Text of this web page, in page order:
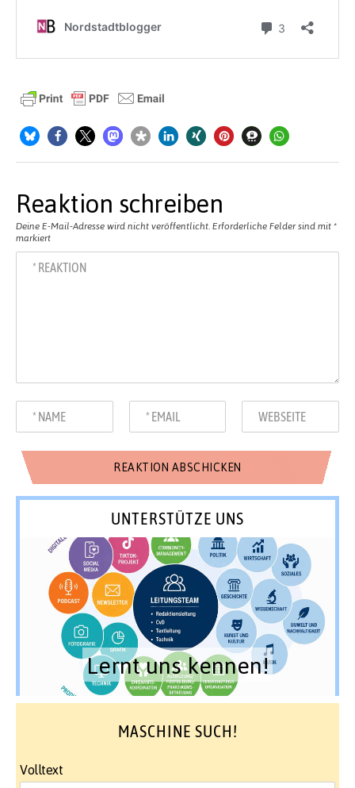
Reaktion schreiben
Deine E-Mail-Adresse wird nicht veröffentlicht. Erforderliche Felder sind mit *
markiert
UNTERSTÜTZE UNS
Lernt uns kennen!
MASCHINE SUCH!
Volltext